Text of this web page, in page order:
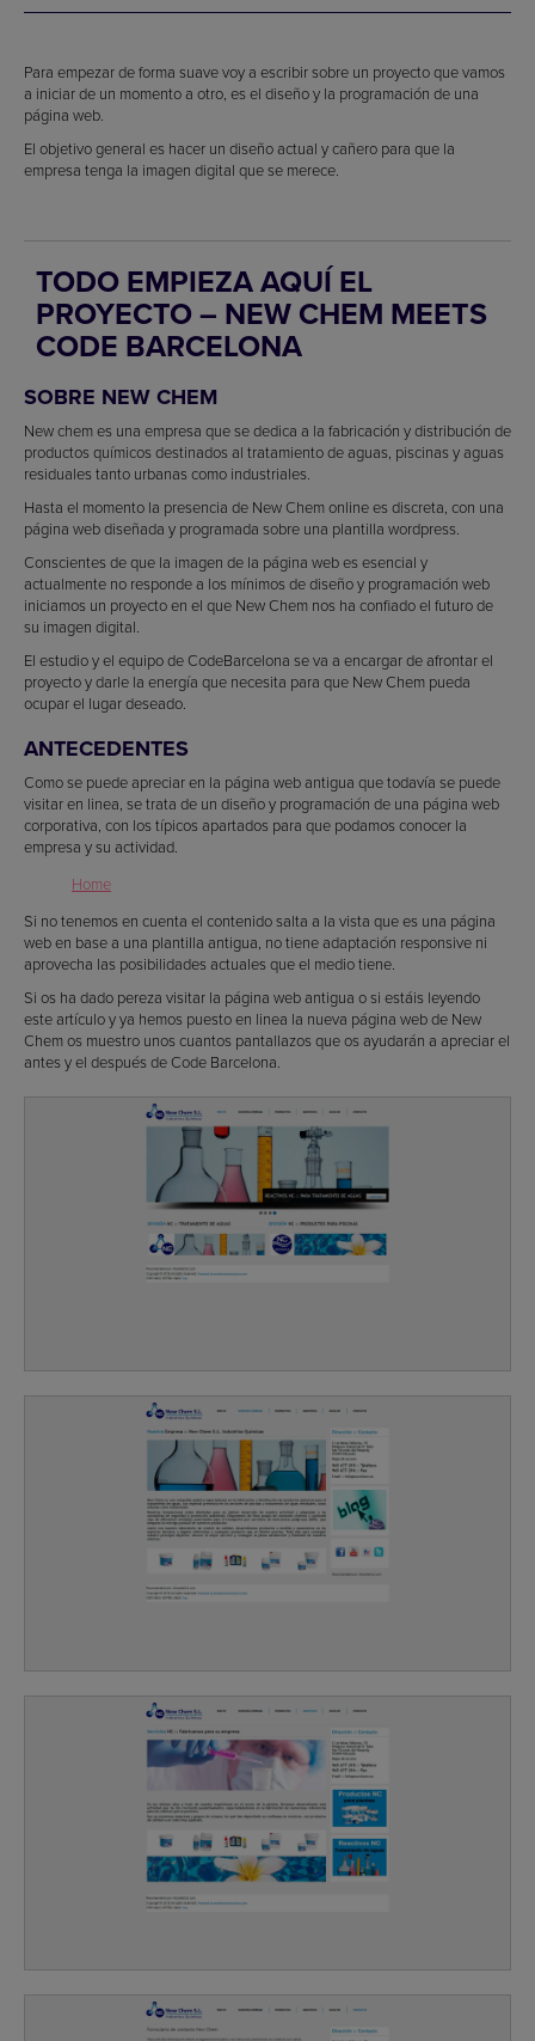
Para empezar de forma suave voy a escribir sobre un proyecto que vamos
a iniciar de un momento a otro, es el diseño y la programación de una
página web.
El objetivo general es hacer un diseño actual y cañero para que la
empresa tenga la imagen digital que se merece.
TODO EMPIEZA AQUÍ EL
PROYECTO – NEW CHEM MEETS
CODE BARCELONA
SOBRE NEW CHEM
New chem es una empresa que se dedica a la fabricación y distribución de
productos químicos destinados al tratamiento de aguas, piscinas y aguas
residuales tanto urbanas como industriales.
Hasta el momento la presencia de New Chem online es discreta, con una
página web diseñada y programada sobre una plantilla wordpress.
Conscientes de que la imagen de la página web es esencial y
actualmente no responde a los mínimos de diseño y programación web
iniciamos un proyecto en el que New Chem nos ha confiado el futuro de
su imagen digital.
El estudio y el equipo de CodeBarcelona se va a encargar de afrontar el
proyecto y darle la energía que necesita para que New Chem pueda
ocupar el lugar deseado.
ANTECEDENTES
Como se puede apreciar en la página web antigua que todavía se puede
visitar en linea, se trata de un diseño y programación de una página web
corporativa, con los típicos apartados para que podamos conocer la
empresa y su actividad.
Home
Si no tenemos en cuenta el contenido salta a la vista que es una página
web en base a una plantilla antigua, no tiene adaptación responsive ni
aprovecha las posibilidades actuales que el medio tiene.
Si os ha dado pereza visitar la página web antigua o si estáis leyendo
este artículo y ya hemos puesto en linea la nueva página web de New
Chem os muestro unos cuantos pantallazos que os ayudarán a apreciar el
antes y el después de Code Barcelona.